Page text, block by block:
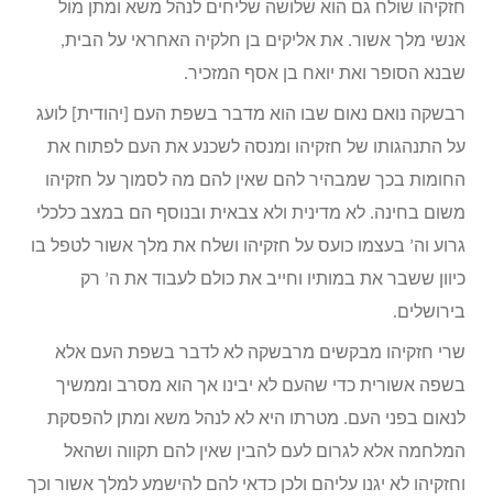
חזקיהו שולח גם הוא שלושה שליחים לנהל משא ומתן מול
אנשי מלך אשור. את אליקים בן חלקיה האחראי על הבית,
שבנא הסופר ואת יואח בן אסף המזכיר.
רבשקה נואם נאום שבו הוא מדבר בשפת העם [יהודית] לועג
על התנהגותו של חזקיהו ומנסה לשכנע את העם לפתוח את
החומות בכך שמבהיר להם שאין להם מה לסמוך על חזקיהו
משום בחינה. לא מדינית ולא צבאית ובנוסף הם במצב כלכלי
גרוע וה’ בעצמו כועס על חזקיהו ושלח את מלך אשור לטפל בו
כיוון ששבר את במותיו וחייב את כולם לעבוד את ה’ רק
בירושלים.
שרי חזקיהו מבקשים מרבשקה לא לדבר בשפת העם אלא
בשפה אשורית כדי שהעם לא יבינו אך הוא מסרב וממשיך
לנאום בפני העם. מטרתו היא לא לנהל משא ומתן להפסקת
המלחמה אלא לגרום לעם להבין שאין להם תקווה ושהאל
וחזקיהו לא יגנו עליהם ולכן כדאי להם להישמע למלך אשור וכך